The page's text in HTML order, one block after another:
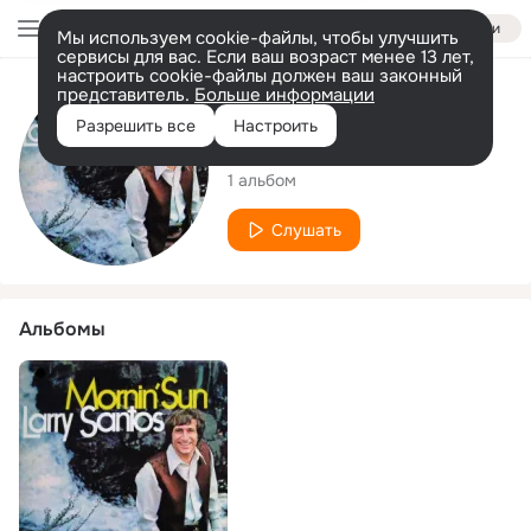
Войти
Мы используем cookie-файлы, чтобы улучшить
сервисы для вас. Если ваш возраст менее 13 лет,
настроить cookie-файлы должен ваш законный
представитель. Больше информации
Разрешить все Настроить
Исполнитель
Larry Santos
1 альбом
Слушать
Альбомы